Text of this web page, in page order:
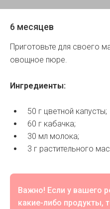
6 месяцев
Приготовьте для своего
овощное пюре.
Ингредиенты:
50 г цветной капусты;
60 г кабачка;
30 мл молока;
3 г растительного
Важно! Если у вашего
какие-либо продукты,